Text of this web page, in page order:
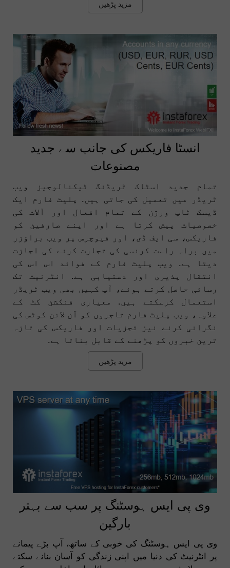
مزید پڑھیں
انسٹا فاریکس کی جانب سے جدید
مصنوعات
تمام جدید اسٹاک ٹریڈنگ ٹیکنالوجیز ویب
ٹریڈر میں تعمیل کی جاتی ہیں. پلیٹ فارم ایک
ڈیسک ٹاپ ورژن کے تمام افعال اور آلات کی
خصوصیات پیش کرتا ہے اور اپنے صارفین کو
فاریکس، سی ایف ڈی، اور فیوچرس پر ویب براؤزر
میں براہ راست کرنسی کی تجارت کرنے کی اجازت
دیتا ہے. ویب پلیٹ فارم کے فوائد اس اس کی
انتقال پذیری اور دستیابی ہے. انٹرنیٹ تک
رسائی حاصل کرتے ہوئے، آپ کہیں بھی ویب ٹریڈر
استعمال کرسکتے ہیں. معیاری فنکشن کٹ کے
علاوہ، ویب پلیٹ فارم تاجروں کو آن لائن کوٹس کی
نگرانی کرنے نیز تجزیات اور فاریکس کی تازہ
ترین خبروں کو پڑھنے کے قابل بناتا ہے.
مزید پڑھیں
وی پی ایس ہوسٹنگ پر سب سے بہتر
بارگین
وی پی ایس ہوسٹنگ کی خوبی کے ساتھ، آپ بڑے پیمانے
پر انٹرنیٹ کی دنیا میں اپنی زندگی کو آسان بنانے سکتے